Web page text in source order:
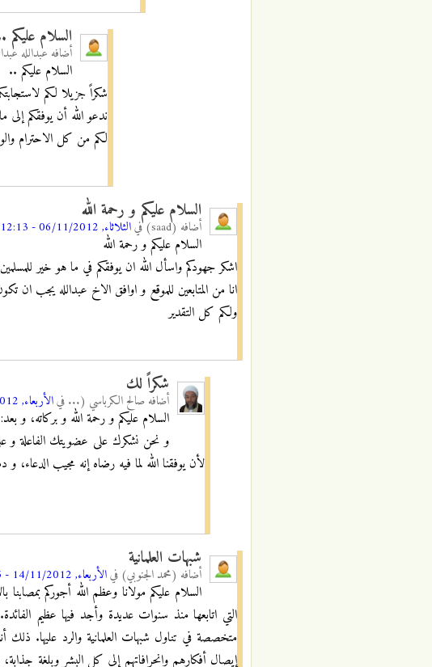
السلام عليكم
أضافه عبدالله
السلام عليكم ..
شكراً جزيلا لكم
ندعو الله أن يوفقكم
لكم من كل الاحترام
السلام عليكم و رحمة الله
أضافه (saad) فيالثلاثاء, 06/11/2012 - 12:13
السلام عليكم و رحمة الله
اشكر جهودكم واسأل الله ان يوفقكم في ما هو خير
انا من المتابعين للموقع و اوافق الاخ عبدالله يجب ان
ولكم كل التقدير
شكراً لك
أضافه صالح الكرباسي (... فيالأربعاء, 07/11/2012 - 10:19
السلام عليكم و رحمة الله و بركاته، و بعد:
و نحن نشكرك على عضويتك الفاعلة و
لأن يوفقنا الله لما فيه رضاه إنه مجيب الدعاء،
شبهات العلمانية
أضافه (محمد الجنوبي) فيالأربعاء, 14/11/2012 - 23:15
السلام عليكم مولانا وعظم الله أجوركم
التي اتابعها منذ سنوات عديدة وأجد فيها عظيم
متخصصة في تناول شبهات العلمانية والرد عليها. ذلك
إيصال أفكارهم وانحرافاتهم إلى كل البشر وبلغة